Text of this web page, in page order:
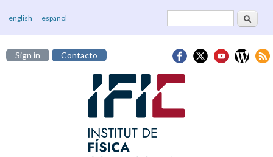
Formulari deCerca
english español
Sign in Contacto